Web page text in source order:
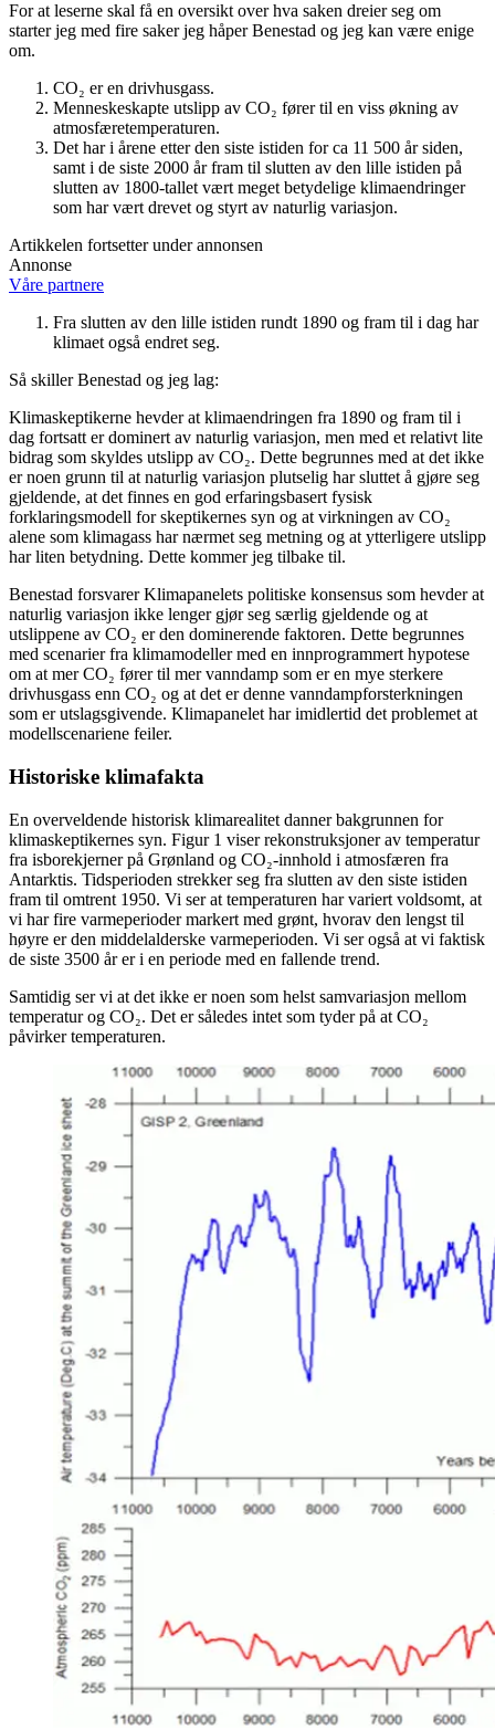
For at leserne skal få en oversikt over hva saken dreier seg om
starter jeg med fire saker jeg håper Benestad og jeg kan være enige
om.
CO₂ er en drivhusgass.
Menneskeskapte utslipp av CO₂ fører til en viss økning av
atmosfæretemperaturen.
Det har i årene etter den siste istiden for ca 11 500 år siden,
samt i de siste 2000 år fram til slutten av den lille istiden på
slutten av 1800-tallet vært meget betydelige klimaendringer
som har vært drevet og styrt av naturlig variasjon.
Artikkelen fortsetter under annonsen
Annonse
Våre partnere
Fra slutten av den lille istiden rundt 1890 og fram til i dag har
klimaet også endret seg.
Så skiller Benestad og jeg lag:
Klimaskeptikerne hevder at klimaendringen fra 1890 og fram til i
dag fortsatt er dominert av naturlig variasjon, men med et relativt lite
bidrag som skyldes utslipp av CO₂. Dette begrunnes med at det ikke
er noen grunn til at naturlig variasjon plutselig har sluttet å gjøre seg
gjeldende, at det finnes en god erfaringsbasert fysisk
forklaringsmodell for skeptikernes syn og at virkningen av CO₂
alene som klimagass har nærmet seg metning og at ytterligere utslipp
har liten betydning. Dette kommer jeg tilbake til.
Benestad forsvarer Klimapanelets politiske konsensus som hevder at
naturlig variasjon ikke lenger gjør seg særlig gjeldende og at
utslippene av CO₂ er den dominerende faktoren. Dette begrunnes
med scenarier fra klimamodeller med en innprogrammert hypotese
om at mer CO₂ fører til mer vanndamp som er en mye sterkere
drivhusgass enn CO₂ og at det er denne vanndampforsterkningen
som er utslagsgivende. Klimapanelet har imidlertid det problemet at
modellscenariene feiler.
Historiske klimafakta
En overveldende historisk klimarealitet danner bakgrunnen for
klimaskeptikernes syn. Figur 1 viser rekonstruksjoner av temperatur
fra isborekjerner på Grønland og CO₂-innhold i atmosfæren fra
Antarktis. Tidsperioden strekker seg fra slutten av den siste istiden
fram til omtrent 1950. Vi ser at temperaturen har variert voldsomt, at
vi har fire varmeperioder markert med grønt, hvorav den lengst til
høyre er den middelalderske varmeperioden. Vi ser også at vi faktisk
de siste 3500 år er i en periode med en fallende trend.
Samtidig ser vi at det ikke er noen som helst samvariasjon mellom
temperatur og CO₂. Det er således intet som tyder på at CO₂
påvirker temperaturen.